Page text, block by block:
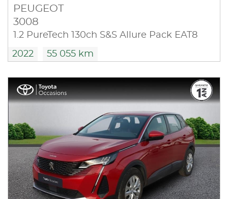
PEUGEOT
3008
1.2 PureTech 130ch S&S Allure Pack EAT8
2022 55 055 km